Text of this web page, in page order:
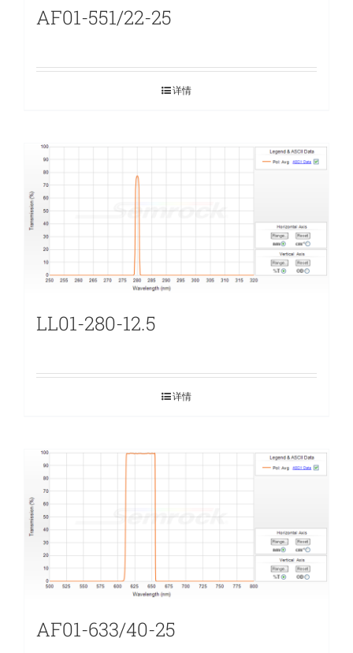
AF01-551/22-25
详情
LL01-280-12.5
详情
AF01-633/40-25